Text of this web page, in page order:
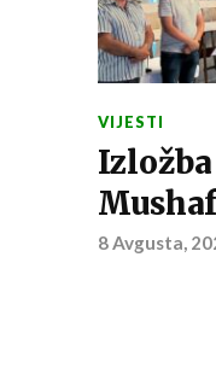
VIJESTI
8 Avgusta,